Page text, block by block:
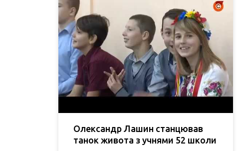
Олександр Лашин станцював
танок живота з учнями 52 школи